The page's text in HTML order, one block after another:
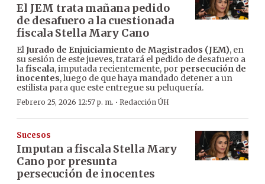
El JEM trata mañana pedido
de desafuero a la cuestionada
fiscala Stella Mary Cano
ElJurado de Enjuiciamiento de Magistrados (JEM), en
su sesión de este jueves, tratará el pedido de desafuero a
lafiscala, imputada recientemente, por persecución de
inocentes,luego de que haya mandado detener a un
estilista para que este entregue su peluquería.
Febrero 25, 2026 12:57 p. m. · Redacción ÚH
Sucesos
Imputan a fiscala Stella Mary
Cano por presunta
persecución de inocentes